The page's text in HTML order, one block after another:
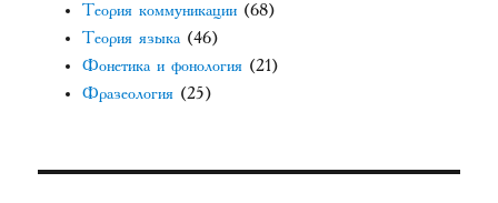
Теория коммуникации (68)
Теория языка (46)
Фонетика и фонология (21)
Фразеология (25)